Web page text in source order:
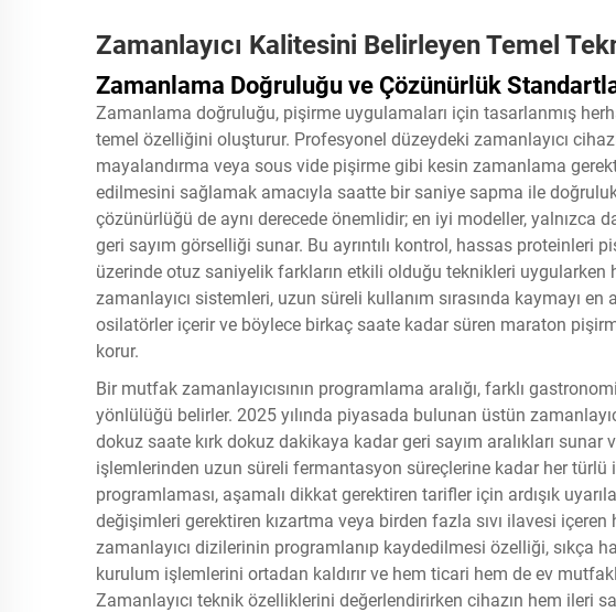
Zamanlayıcı Kalitesini Belirleyen Temel
Zamanlama Doğruluğu ve Çözünürlük
Zamanlama doğruluğu, pişirme uygulamaları için tasarlanmış
temel özelliğini oluşturur. Profesyonel düzeydeki zamanlayıcı
mayalandırma veya sous vide pişirme gibi kesin zamanlama
edilmesini sağlamak amacıyla saatte bir saniye sapma ile doğruluk
çözünürlüğü de aynı derecede önemlidir; en iyi modeller, yalnızca
geri sayım görselliği sunar. Bu ayrıntılı kontrol, hassas proteinleri
üzerinde otuz saniyelik farkların etkili olduğu teknikleri
zamanlayıcı sistemleri, uzun süreli kullanım sırasında kaymayı
osilatörler içerir ve böylece birkaç saate kadar süren maraton
korur.
Bir mutfak zamanlayıcısının programlama aralığı, farklı
yönlülüğü belirler. 2025 yılında piyasada bulunan üstün
dokuz saate kırk dokuz dakikaya kadar geri sayım aralıkları sunar
işlemlerinden uzun süreli fermantasyon süreçlerine kadar her türlü
programlaması, aşamalı dikkat gerektiren tarifler için ardışık
değişimleri gerektiren kızartma veya birden fazla sıvı ilavesi
zamanlayıcı dizilerinin programlanıp kaydedilmesi özelliği, sıkça
kurulum işlemlerini ortadan kaldırır ve hem ticari hem de ev
Zamanlayıcı teknik özelliklerini değerlendirirken cihazın hem ileri